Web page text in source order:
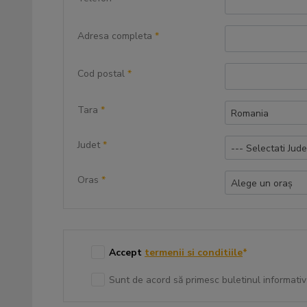
Adresa completa *
Cod postal *
Tara * Romania
Judet * --- Selectati
Oras * Alege un oraș
Accept termenii si conditiile*
Sunt de acord să primesc buletinul informativ